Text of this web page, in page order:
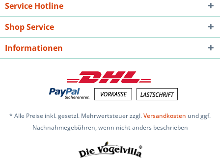
Service Hotline
Shop Service
Informationen
* Alle Preise inkl. gesetzl. Mehrwertsteuer zzgl.Versandkosten und ggf.
Nachnahmegebühren, wenn nicht anders beschrieben